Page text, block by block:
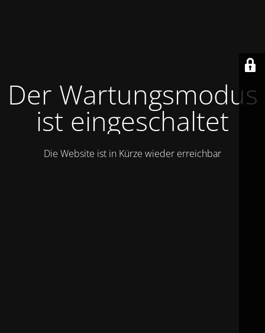
Der Wartungsmodus
ist eingeschaltet
Die Website ist in Kürze wieder erreichbar